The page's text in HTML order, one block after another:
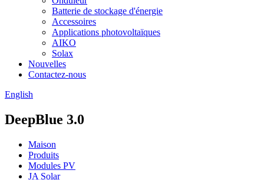
Batterie de stockage d'énergie
Accessoires
Applications photovoltaïques
AIKO
Solax
Nouvelles
Contactez-nous
English
DeepBlue 3.0
Maison
Produits
Modules PV
JA Solar